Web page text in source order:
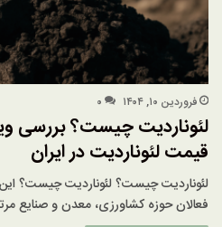
فروردین ۱۰, ۱۴۰۴ ۰
لئوناردیت چیست؟ بررسی
قیمت لئوناردیت در ایران
لئوناردیت چیست؟ لئوناردیت چیست؟
فعالان حوزه کشاورزی، معدن و صنایع